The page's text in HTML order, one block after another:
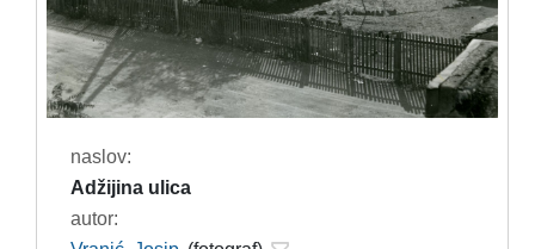
naslov:
Adžijina ulica
autor: